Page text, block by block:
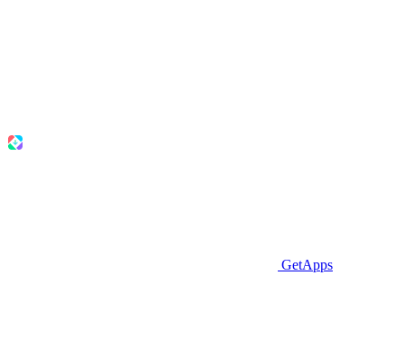
GetApps